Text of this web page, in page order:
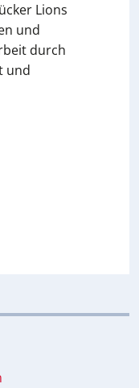
Lions
und
durch
und